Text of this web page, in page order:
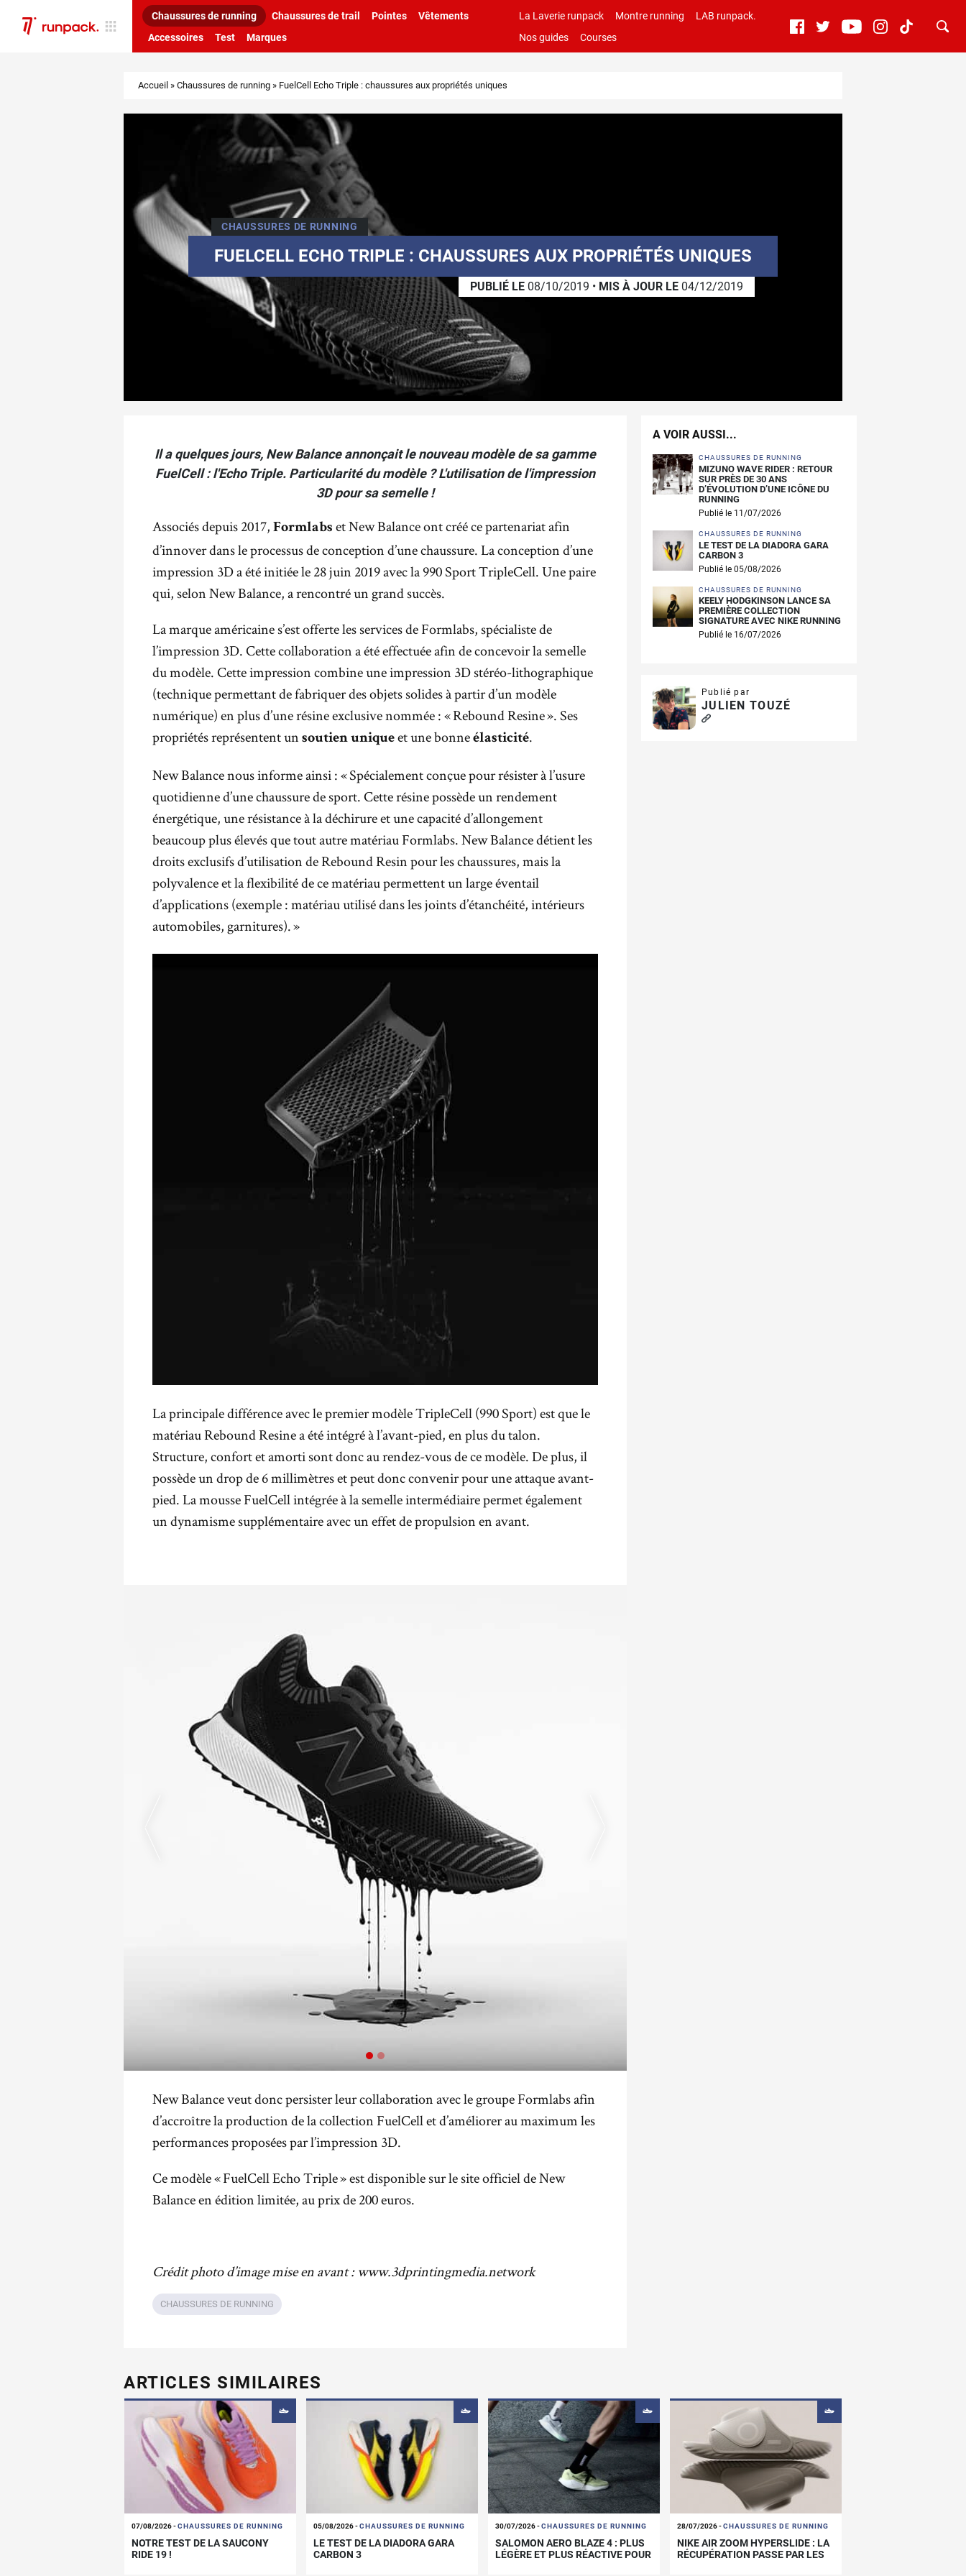
Chaussures de running Chaussures de trail Pointes
Vêtements
Accessoires
Test Marques
La Laverie runpack Montre running
LAB runpack.
Nos guides
Courses
Accueil » Chaussures de running » FuelCell Echo Triple : chaussures aux propriétés uniques
CHAUSSURES DE RUNNING
FUELCELL ECHO TRIPLE : CHAUSSURES AUX PROPRIÉTÉS UNIQUES
PUBLIÉ LE 08/10/2019 • MIS À JOUR LE 04/12/2019
Il a quelques jours, New Balance annonçait le nouveau modèle de sa gamme
FuelCell : l'Echo Triple. Particularité du modèle ? L'utilisation de l'impression
3D pour sa semelle !
Associés depuis 2017, Formlabs et New Balance ont créé ce partenariat afin
d’innover dans le processus de conception d’une chaussure. La conception d’une
impression 3D a été initiée le 28 juin 2019 avec la 990 Sport TripleCell. Une paire
qui, selon New Balance, a rencontré un grand succès.
La marque américaine s’est offerte les services de Formlabs, spécialiste de
l’impression 3D. Cette collaboration a été effectuée afin de concevoir la semelle
du modèle. Cette impression combine une impression 3D stéréo-lithographique
(technique permettant de fabriquer des objets solides à partir d’un modèle
numérique) en plus d’une résine exclusive nommée : « Rebound Resine ». Ses
propriétés représentent un soutien unique et une bonne élasticité.
New Balance nous informe ainsi : « Spécialement conçue pour résister à l’usure
quotidienne d’une chaussure de sport. Cette résine possède un rendement
énergétique, une résistance à la déchirure et une capacité d’allongement
beaucoup plus élevés que tout autre matériau Formlabs. New Balance détient les
droits exclusifs d’utilisation de Rebound Resin pour les chaussures, mais la
polyvalence et la flexibilité de ce matériau permettent un large éventail
d’applications (exemple : matériau utilisé dans les joints d’étanchéité, intérieurs
automobiles, garnitures). »
La principale différence avec le premier modèle TripleCell (990 Sport) est que le
matériau Rebound Resine a été intégré à l’avant-pied, en plus du talon.
Structure, confort et amorti sont donc au rendez-vous de ce modèle. De plus, il
possède un drop de 6 millimètres et peut donc convenir pour une attaque avant-
pied. La mousse FuelCell intégrée à la semelle intermédiaire permet également
un dynamisme supplémentaire avec un effet de propulsion en avant.
New Balance veut donc persister leur collaboration avec le groupe Formlabs afin
d’accroître la production de la collection FuelCell et d’améliorer au maximum les
performances proposées par l’impression 3D.
Ce modèle « FuelCell Echo Triple » est disponible sur le site officiel de New
Balance en édition limitée, au prix de 200 euros.
Crédit photo d’image mise en avant : www.3dprintingmedia.network
CHAUSSURES DE RUNNING
A VOIR AUSSI...
CHAUSSURES DE RUNNING
MIZUNO WAVE RIDER : RETOUR
SUR PRÈS DE 30 ANS
D’ÉVOLUTION D’UNE ICÔNE DU
RUNNING
Publié le 11/07/2026
CHAUSSURES DE RUNNING
LE TEST DE LA DIADORA GARA
CARBON 3
Publié le 05/08/2026
CHAUSSURES DE RUNNING
KEELY HODGKINSON LANCE SA
PREMIÈRE COLLECTION
SIGNATURE AVEC NIKE RUNNING
Publié le 16/07/2026
Publié par
JULIEN TOUZÉ
ARTICLES SIMILAIRES
07/08/2026-CHAUSSURES DE RUNNING
NOTRE TEST DE LA SAUCONY
RIDE 19 !
05/08/2026-CHAUSSURES DE RUNNING
LE TEST DE LA DIADORA GARA
CARBON 3
30/07/2026-CHAUSSURES DE RUNNING
SALOMON AERO BLAZE 4 : PLUS
LÉGÈRE ET PLUS RÉACTIVE POUR
28/07/2026-CHAUSSURES DE RUNNING
NIKE AIR ZOOM HYPERSLIDE : LA
RÉCUPÉRATION PASSE PAR LES